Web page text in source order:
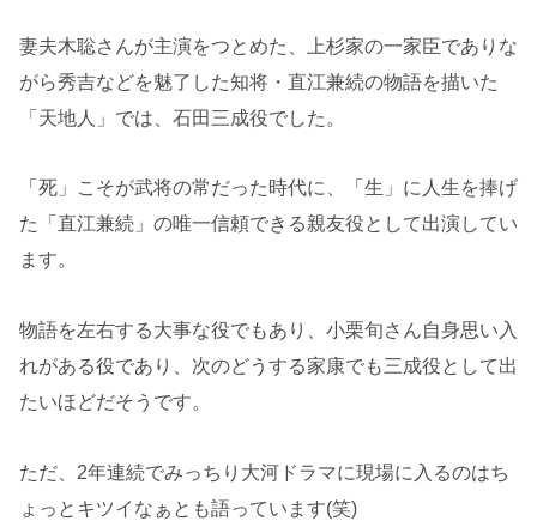
妻夫木聡さんが主演をつとめた、上杉家の一家臣でありな
がら秀吉などを魅了した知将・直江兼続の物語を描いた
「天地人」では、石田三成役でした。
「死」こそが武将の常だった時代に、「生」に人生を捧げ
た「直江兼続」の唯一信頼できる親友役として出演してい
ます。
物語を左右する大事な役でもあり、小栗旬さん自身思い入
れがある役であり、次のどうする家康でも三成役として出
たいほどだそうです。
ただ、2年連続でみっちり大河ドラマに現場に入るのはち
ょっとキツイなぁとも語っています(笑)